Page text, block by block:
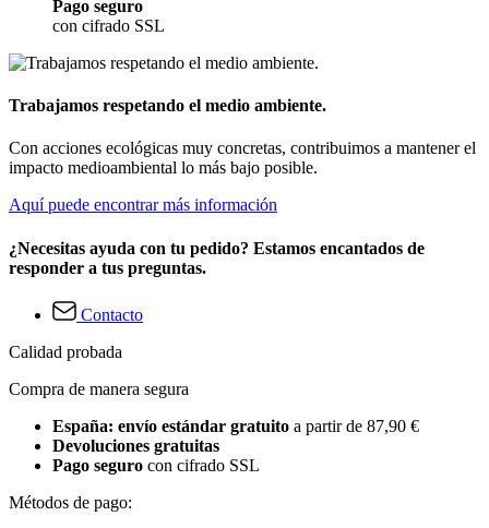
Pago seguro
con cifrado SSL
Trabajamos respetando el medio ambiente.
Con acciones ecológicas muy concretas, contribuimos a mantener el
impacto medioambiental lo más bajo posible.
Aquí puede encontrar más información
¿Necesitas ayuda con tu pedido? Estamos encantados de
responder a tus preguntas.
Contacto
Calidad probada
Compra de manera segura
España: envío estándar gratuito a partir de 87,90 €
Devoluciones gratuitas
Pago seguro con cifrado SSL
Métodos de pago: